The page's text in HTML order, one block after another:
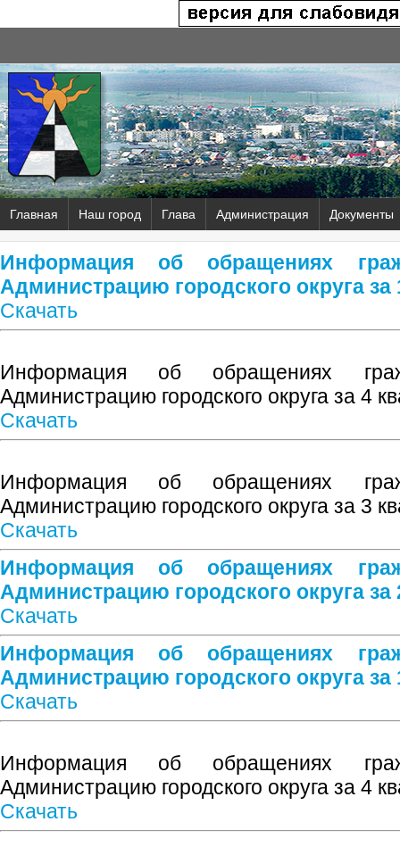
Главная Наш город Глава Администрация Документы
Информация об обращениях
Администрацию городского округа за
Скачать
Информация об обращениях
Администрацию городского округа за 4
Скачать
Информация об обращениях
Администрацию городского округа за 3
Скачать
Информация об обращениях
Администрацию городского округа за
Скачать
Информация об обращениях
Администрацию городского округа за
Скачать
Информация об обращениях
Администрацию городского округа за 4
Скачать